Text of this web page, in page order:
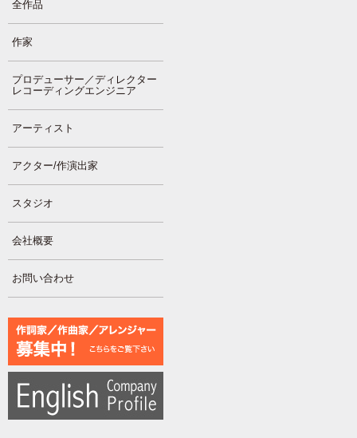
全作品
作家
プロデューサー／ディレクター
レコーディングエンジニア
アーティスト
アクター/作演出家
スタジオ
会社概要
お問い合わせ